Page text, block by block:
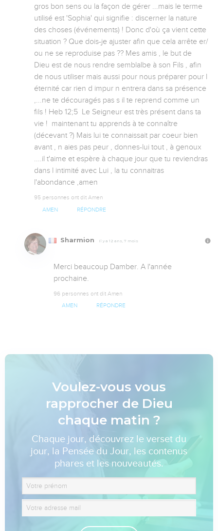
gros bon sens ou la façon de gérer ...mais le terme
utilisé est 'Sophia' qui signifie : discerner la nature
des choses (événements) ! Donc d'où ça vient cette
situation ? Que dois-je ajuster afin que cela arrête er/
ou ne se reproduise pas ?? Mes amis , le but de
Dieu est de nous rendre semblalbe à son Fils , afin
de nous utiliser mais aussi pour nous préparer pour l
éternité car rien d impur n entrera dans sa présence
,...ne te découragés pas s il te reprend comme un
fils ! Heb 12;5  Le Seigneur est très présent dans ta
vie !  maintenant tu apprends à te connaître
(décevant ?) Mais lui te connaissait par coeur bien
avant , n aies pas peur , donnes-lui tout , à genoux
....il t'aime et espère à chaque jour que tu reviendras
dans l intimité avec Lui , la tu connaitras
l'abondance ,amen
95 personnes ont dit Amen
AMEN RÉPONDRE
Sharmion Il y a 12 ans, 7 mois
Merci beaucoup Damber. A l'année
prochaine.
96 personnes ont dit Amen
AMEN RÉPONDRE
Voulez-vous vous
rapprocher de Dieu
chaque matin ?
Chaque jour, découvrez le verset du
jour, la Pensée du Jour, les contenus
phares et les nouveautés.